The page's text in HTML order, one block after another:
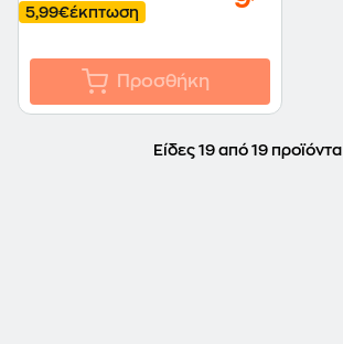
5,99€έκπτωση
Προσθήκη
Είδες 19 από 19 προϊόντα